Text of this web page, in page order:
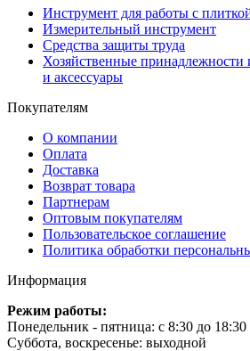
Инструмент для работы с
Измерительный инструмент
Средства защиты труда
Хозяйственные принадлежности
и аксессуары
Покупателям
О компании
Оплата
Доставка
Возврат товара
Партнерам
Оптовым покупателям
Пользовательское соглашение
Политика обработки
Информация
Режим работы:
Понедельник - пятница: с 8:30 до 18:30
Суббота, воскресенье: выходной